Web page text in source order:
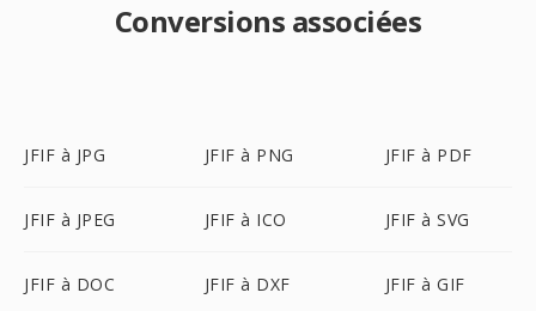
Conversions associées
JFIF à JPG JFIF à PNG JFIF à PDF
JFIF à JPEG JFIF à ICO JFIF à SVG
JFIF à DOC JFIF à DXF JFIF à GIF